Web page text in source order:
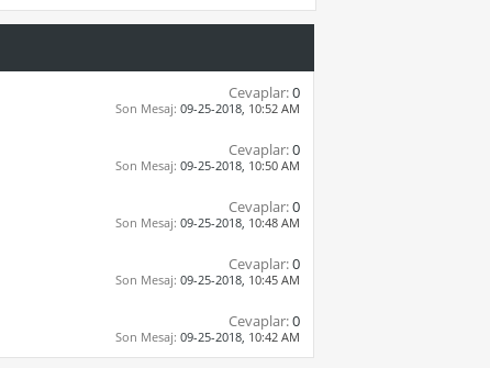
Cevaplar:0
Son Mesaj: 09-25-2018, 10:52 AM
Cevaplar:0
Son Mesaj: 09-25-2018, 10:50 AM
Cevaplar:0
Son Mesaj: 09-25-2018, 10:48 AM
Cevaplar:0
Son Mesaj: 09-25-2018, 10:45 AM
Cevaplar:0
Son Mesaj: 09-25-2018, 10:42 AM